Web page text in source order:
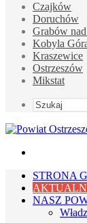
Czajków
Doruchów
Grabów
Kobyla
Kraszewice
Ostrzeszów
Mikstat
STRONA
NASZ